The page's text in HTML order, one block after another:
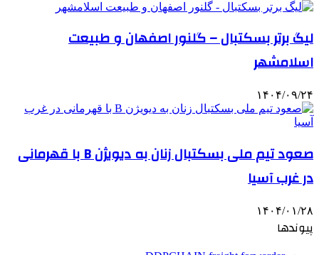
لیگ برتر بسکتبال – گلنور اصفهان و طبیعت
اسلامشهر
۱۴۰۴/۰۹/۲۴
صعود تیم ملی بسکتبال زنان به دیویژن B با قهرمانی
در غرب آسیا
۱۴۰۴/۰۱/۲۸
پیوندها